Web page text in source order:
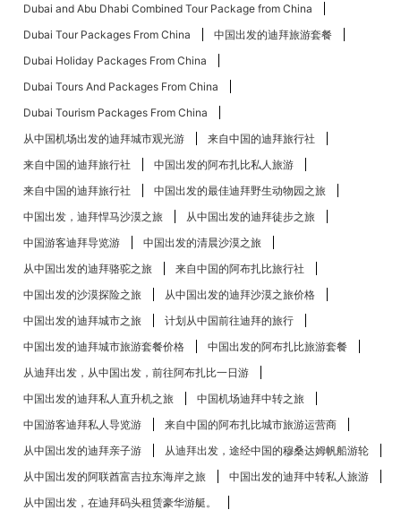
Dubai and Abu Dhabi Combined Tour Package from China
Dubai Tour Packages From China
中国出发的迪拜旅游套餐
Dubai Holiday Packages From China
Dubai Tours And Packages From China
Dubai Tourism Packages From China
从中国机场出发的迪拜城市观光游
来自中国的迪拜旅行社
来自中国的迪拜旅行社
中国出发的阿布扎比​​私人旅游
来自中国的迪拜旅行社
中国出发的最佳迪拜野生动物园之旅
中国出发，迪拜悍马沙漠之旅
从中国出发的迪拜徒步之旅
中国游客迪拜导览游
中国出发的清晨沙漠之旅
从中国出发的迪拜骆驼之旅
来自中国的阿布扎比​​旅行社
中国出发的沙漠探险之旅
从中国出发的迪拜沙漠之旅价格
中国出发的迪拜城市之旅
计划从中国前往迪拜的旅行
中国出发的迪拜城市旅游套餐价格
中国出发的阿布扎比​​旅游套餐
从迪拜出发，从中国出发，前往阿布扎比一日游
中国出发的迪拜私人直升机之旅
中国机场迪拜中转之旅
中国游客迪拜私人导览游
来自中国的阿布扎比​​城市旅游运营商
从中国出发的迪拜亲子游
从迪拜出发，途经中国的穆桑达姆帆船游轮
从中国出发的阿联酋富吉拉东海岸之旅
中国出发的迪拜中转私人旅游
从中国出发，在迪拜码头租赁豪华游艇。